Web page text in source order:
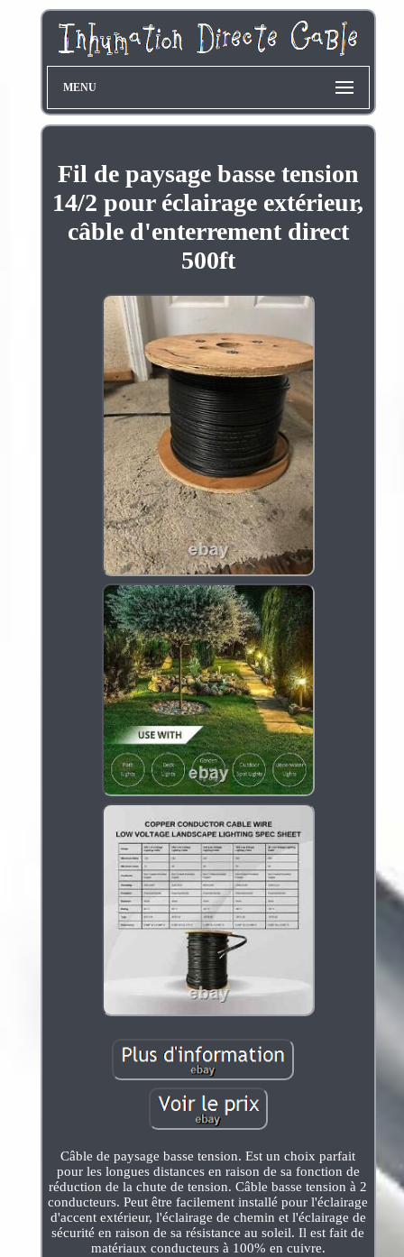
MENU
Fil de paysage basse tension
14/2 pour éclairage extérieur,
câble d'enterrement direct
500ft
Câble de paysage basse tension. Est un choix parfait
pour les longues distances en raison de sa fonction de
réduction de la chute de tension. Câble basse tension à 2
conducteurs. Peut être facilement installé pour l'éclairage
d'accent extérieur, l'éclairage de chemin et l'éclairage de
sécurité en raison de sa résistance au soleil. Il est fait de
matériaux conducteurs à 100% en cuivre.